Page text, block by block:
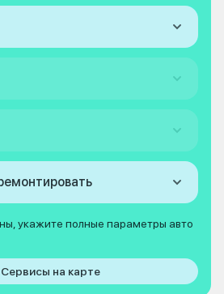
укажите полные параметры авто
Сервисы на карте